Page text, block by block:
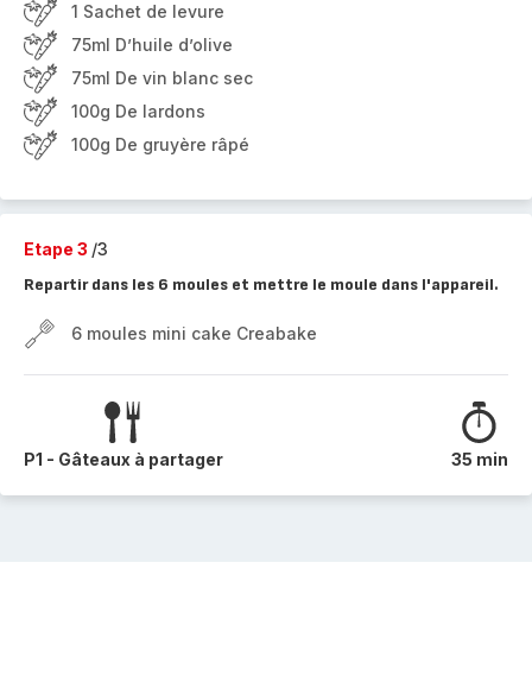
1 Sachet de levure
75ml D’huile d’olive
75ml De vin blanc sec
100g De lardons
100g De gruyère râpé
Etape 3 /3
Repartir dans les 6 moules et mettre le moule dans l'appareil.
6 moules mini cake Creabake
P1 - Gâteaux à partager 35 min